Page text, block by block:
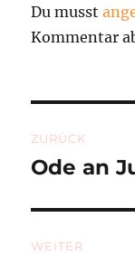
Du musst
Kommentar
ZURÜCK
Vorheriger
Ode an
WEITER